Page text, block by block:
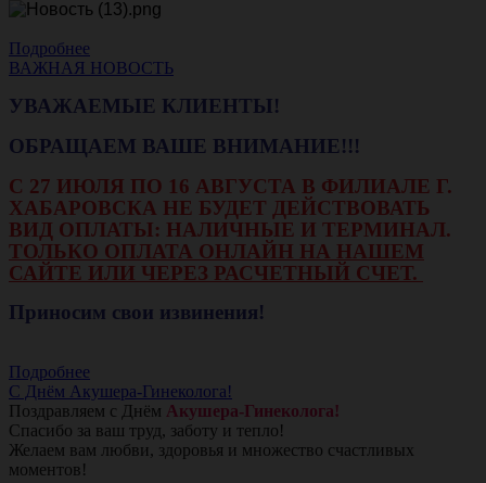
Подробнее
ВАЖНАЯ НОВОСТЬ
УВАЖАЕМЫЕ КЛИЕНТЫ!
ОБРАЩАЕМ ВАШЕ ВНИМАНИЕ!!!
С 27 ИЮЛЯ ПО 16 АВГУСТА В ФИЛИАЛЕ Г.
ХАБАРОВСКА НЕ БУДЕТ ДЕЙСТВОВАТЬ
ВИД ОПЛАТЫ: НАЛИЧНЫЕ И ТЕРМИНАЛ.
ТОЛЬКО ОПЛАТА ОНЛАЙН НА НАШЕМ
САЙТЕ ИЛИ ЧЕРЕЗ РАСЧЕТНЫЙ СЧЕТ.
Приносим свои извинения!
Подробнее
С Днём Акушера-Гинеколога!
Поздравляем с Днём Акушера-Гинеколога!
Спасибо за ваш труд, заботу и тепло!
Желаем вам любви, здоровья и множество счастливых
моментов!